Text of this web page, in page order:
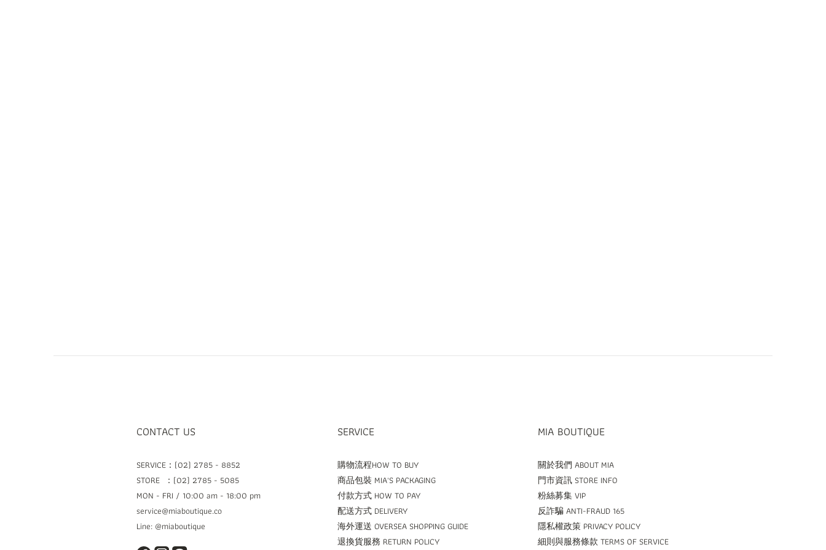
CONTACT US
SERVICE：(02) 2785 - 8852
STORE ：(02) 2785 - 5085
MON - FRI / 10:00 am - 18:00 pm
service@miaboutique.co
Line: @miaboutique
SERVICE
購物流程HOW TO BUY
商品包裝 MIA'S PACKAGING
付款方式 HOW TO PAY
配送方式 DELIVERY
海外運送 OVERSEA SHOPPING GUIDE
退換貨服務 RETURN POLICY
MIA BOUTIQUE
關於我們 ABOUT MIA
門市資訊 STORE INFO
粉絲募集 VIP
反詐騙 ANTI-FRAUD 165
隱私權政策 PRIVACY POLICY
細則與服務條款 TERMS OF SERVICE